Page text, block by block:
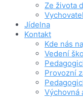
Ze života
Jídelna
Kontakt
Kde nás
Vedení
Provozní
Výchovná